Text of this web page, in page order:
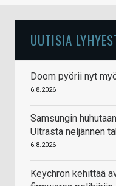
UUTISIA
Doom pyörii nyt
6.8.2026
Samsungin
Ultrasta neljännen
6.8.2026
Keychron kehittää